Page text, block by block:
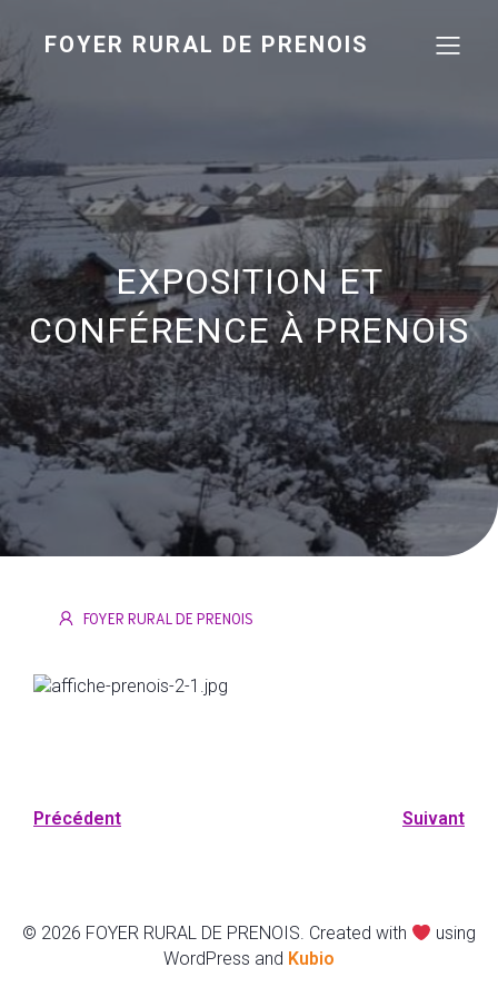
FOYER RURAL DE PRENOIS
EXPOSITION ET
CONFÉRENCE À PRENOIS
FOYER RURAL DE PRENOIS
Précédent Suivant
© 2026 FOYER RURAL DE PRENOIS. Created with
using
WordPress and Kubio